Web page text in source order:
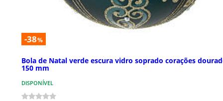
-38%
Bola de Natal verde escura vidro soprado corações
150 mm
DISPONÍVEL